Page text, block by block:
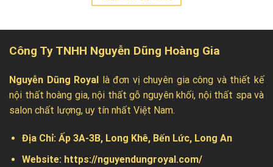
Công Ty TNHH Nguyễn Dũng Hoàng Gia
Nguyễn Dũng Royal
là đơn vị chuyên gia công và thiết kế
nội thất hoàng gia, nội thất gỗ nguyên khối, nội thất spa và
salon chất lượng, uy tín nhất Việt Nam.
Địa Chỉ: Ấp 3A-3B, Long Khê, Bến Lức, Long An
Website: https://nguyendungroyal.com/